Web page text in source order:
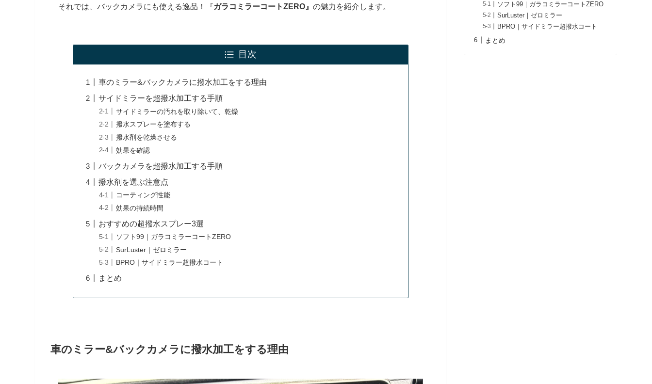
それでは、バックカメラにも使える逸品！『ガラコミラーコートZERO』 の魅力を紹介します。
目次
車のミラー&バックカメラに撥水加工をする理由
サイドミラーを超撥水加工する手順
サイドミラーの汚れを取り除いて、乾燥
撥水スプレーを塗布する
撥水剤を乾燥させる
効果を確認
バックカメラを超撥水加工する手順
撥水剤を選ぶ注意点
コーティング性能
効果の持続時間
おすすめの超撥水スプレー3選
ソフト99｜ガラコミラーコートZERO
SurLuster｜ゼロミラー
BPRO｜サイドミラー超撥水コート
まとめ
車のミラー&バックカメラに撥水加工をする理由
ソフト99｜ガラコミラーコートZERO
SurLuster｜ゼロミラー
BPRO｜サイドミラー超撥水コート
まとめ